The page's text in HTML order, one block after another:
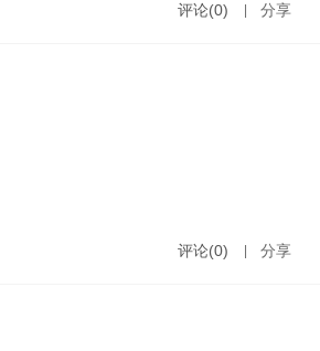
评论(0) 分享
评论(0) 分享